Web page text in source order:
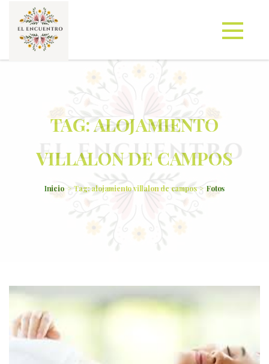
TAG: ALOJAMIENTO
VILLALON DE CAMPOS
Inicio Tag: alojamiento villalon de campos Fotos